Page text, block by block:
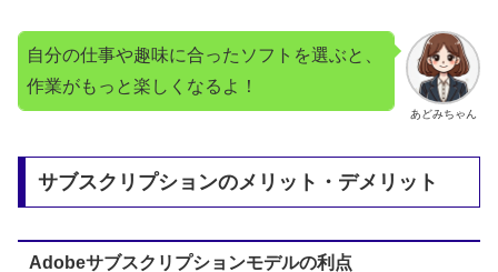
あどみちゃん
自分の仕事や趣味に合ったソフトを選ぶと、
作業がもっと楽しくなるよ！
サブスクリプションのメリット・デメリット
Adobeサブスクリプションモデルの利点